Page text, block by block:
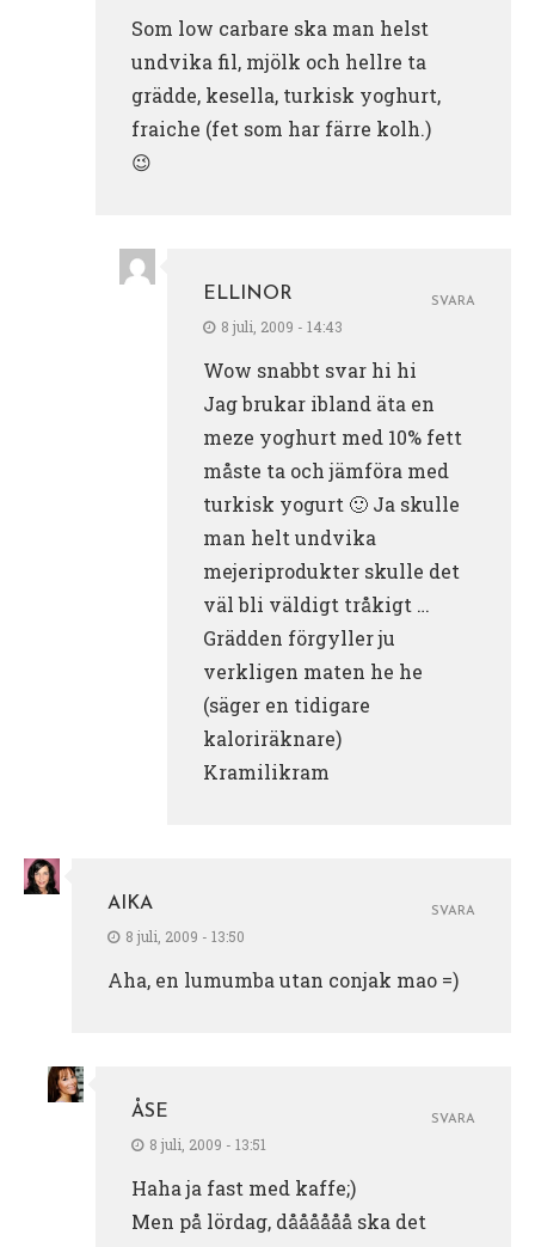
Som low carbare ska man helst
undvika fil, mjölk och hellre ta
grädde, kesella, turkisk yoghurt,
fraiche (fet som har färre kolh.)
😉
ELLINOR
8 juli, 2009 - 14:43
Wow snabbt svar hi hi
Jag brukar ibland äta en
meze yoghurt med 10% fett
måste ta och jämföra med
turkisk yogurt 🙂 Ja skulle
man helt undvika
mejeriprodukter skulle det
väl bli väldigt tråkigt …
Grädden förgyller ju
verkligen maten he he
(säger en tidigare
kaloriräknare)
Kramilikram
SVARA
AIKA
8 juli, 2009 - 13:50
Aha, en lumumba utan conjak mao =)
SVARA
ÅSE
8 juli, 2009 - 13:51
Haha ja fast med kaffe;)
Men på lördag, dåååååå ska det
SVARA